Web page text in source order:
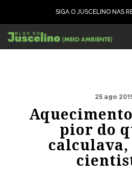
SIGA O JUSCELINO NAS
25 ago
pior do
calculava,